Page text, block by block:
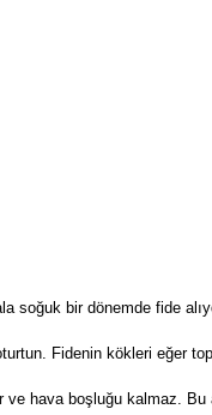
soğuk bir dönemde fide
Fidenin kökleri eğer
hava boşluğu kalmaz.